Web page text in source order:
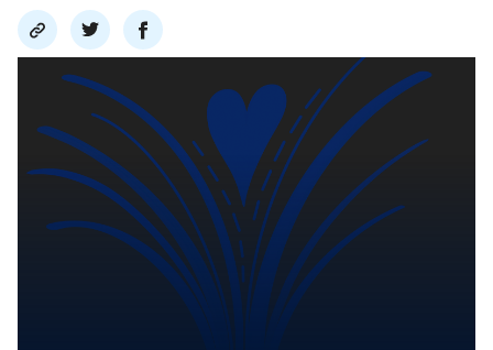
Del
link
Del
på
twitter
Del
på